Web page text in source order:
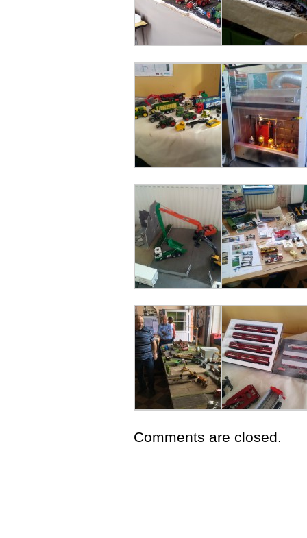
Comments are closed.